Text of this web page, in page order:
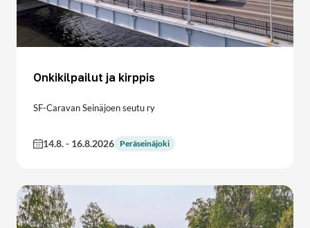
Onkikilpailut ja kirppis
SF-Caravan Seinäjoen seutu ry
14.8.- 16.8.2026 Peräseinäjoki